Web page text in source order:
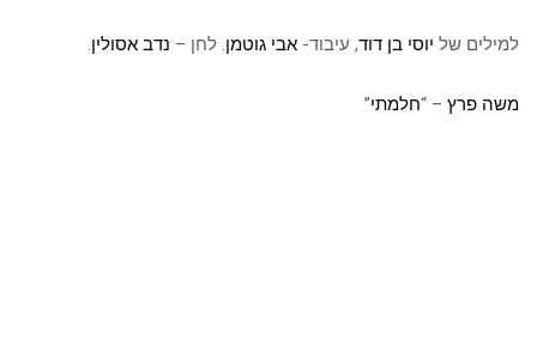
למילים של יוסי בן דוד, עיבוד- אבי גוטמן. לחן – נדב אסולין.
משה פרץ – “חלמתי”